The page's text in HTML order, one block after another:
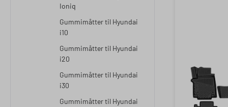
Ioniq
Gummimåtter til Hyundai
i10
Gummimåtter til Hyundai
i20
Gummimåtter til Hyundai
i30
Gummimåtter til Hyundai